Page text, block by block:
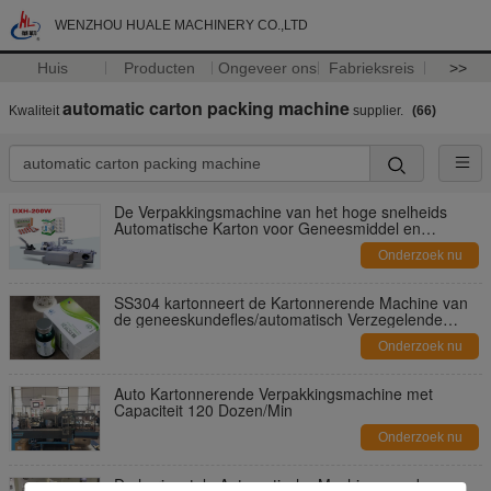
WENZHOU HUALE MACHINERY CO.,LTD
Huis Producten Ongeveer ons Fabrieksreis >>
Kwaliteit automatic carton packing machine supplier. (66)
De Verpakkingsmachine van het hoge snelheids
Automatische Karton voor Geneesmiddel en
Onderzoek nu
SS304 kartonneert de Kartonnerende Machine van
de geneeskundefles/automatisch Verzegelende
Onderzoek nu
Auto Kartonnerende Verpakkingsmachine met
Capaciteit 120 Dozen/Min
Onderzoek nu
De horizontale Automatische Machine van de